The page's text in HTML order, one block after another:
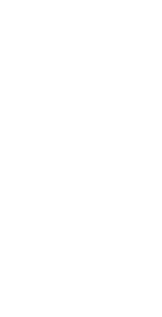
Seti
yüksek
mutfakta
özelliğiyle öne
Mor
CVS DN